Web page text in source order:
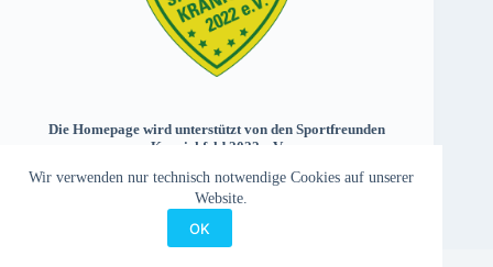
Wir verwenden nur technisch notwendige Cookies auf unserer
Website.
OK
Die Homepage wird unterstützt von den Sportfreunden
Kranichfeld 2022 e.V.